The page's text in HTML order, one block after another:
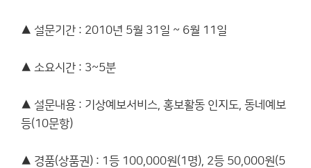
▲ 설문기간 : 2010년 5월 31일 ~ 6월 11일
▲ 소요시간 : 3~5분
▲ 설문내용 : 기상예보서비스, 홍보활동 인지도, 동네예보
등(10문항)
▲ 경품(상품권) : 1등 100,000원(1명), 2등 50,000원(5